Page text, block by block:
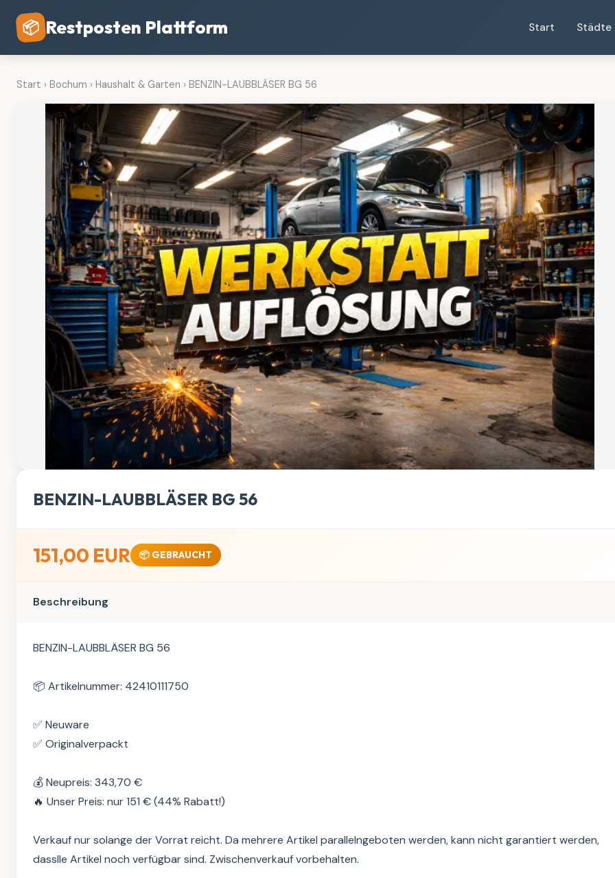
📦 Restposten Plattform Start Städte
Start › Bochum › Haushalt & Garten › BENZIN-LAUBBLÄSER BG 56
BENZIN-LAUBBLÄSER BG 56
151,00 EUR 📦 GEBRAUCHT
Beschreibung
BENZIN-LAUBBLÄSER BG 56
📦 Artikelnummer: 42410111750
✅ Neuware
✅ Originalverpackt
💰 Neupreis: 343,70 €
🔥 Unser Preis: nur 151 € (44% Rabatt!)
Verkauf nur solange der Vorrat reicht. Da mehrere Artikel parallelngeboten werden, kann nicht garantiert werden,
dasslle Artikel noch verfügbar sind. Zwischenverkauf vorbehalten.